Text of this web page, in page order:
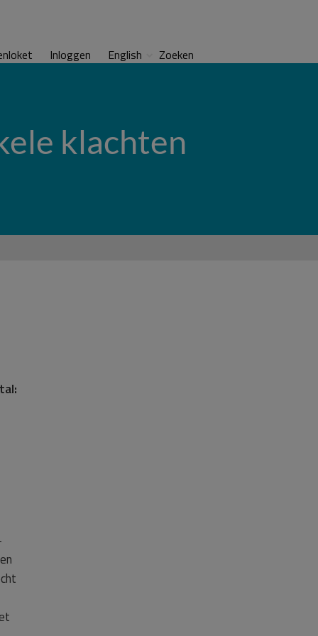
Inloggen English Zoeken
klachten